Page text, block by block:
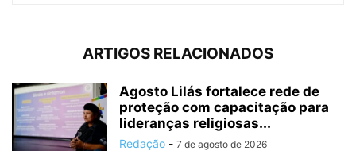
ARTIGOS RELACIONADOS
Agosto Lilás fortalece rede de
proteção com capacitação para
lideranças religiosas...
Redação - 7 de agosto de 2026